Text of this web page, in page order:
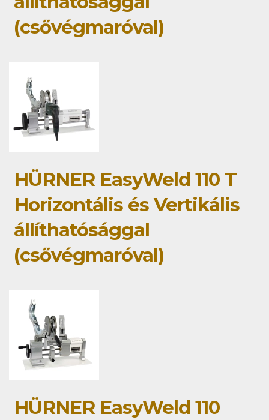
(csővégmaróval)
HÜRNER EasyWeld 110 T
Horizontális és Vertikális
állíthatósággal
(csővégmaróval)
HÜRNER EasyWeld 110